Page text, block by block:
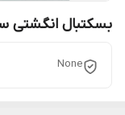
بسکتبال انگشتی
None